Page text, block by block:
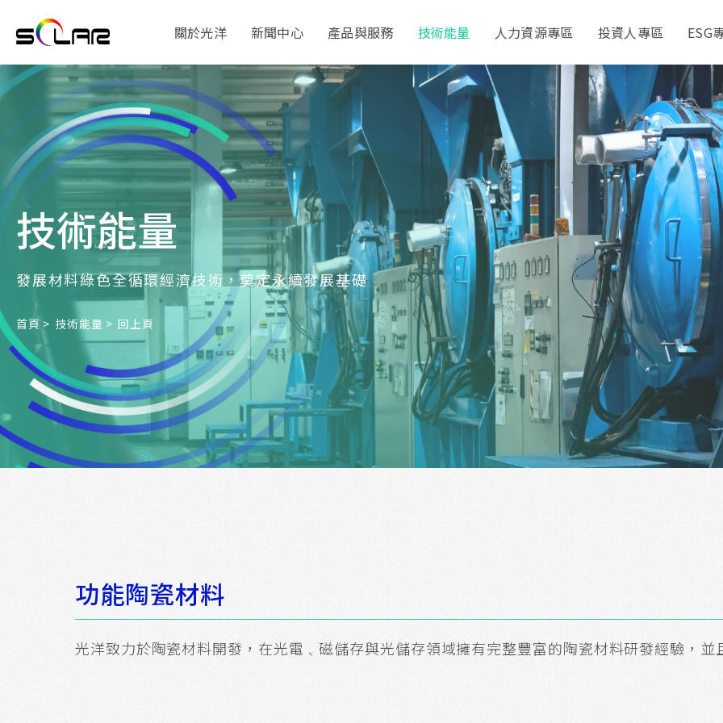
關於光洋 新聞中心 產品與服務 技術能量 人力資源專區 投資人專區 ESG
技術能量
發展材料綠色全循環經濟技術，奠定永續發展基礎
首頁 技術能量 回上頁
功能陶瓷材料
光洋致力於陶瓷材料開發，在光電﹑磁儲存與光儲存領域擁有完整豐富的陶瓷材料研發經驗，